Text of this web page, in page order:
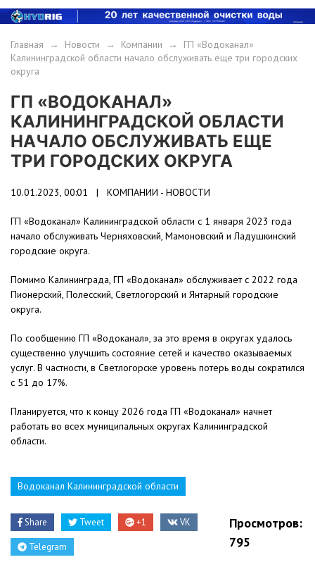
Главная → Новости → Компании → ГП «Водоканал»
Калининградской области начало обслуживать еще три городских
округа
ГП «ВОДОКАНАЛ»
КАЛИНИНГРАДСКОЙ ОБЛАСТИ
НАЧАЛО ОБСЛУЖИВАТЬ ЕЩЕ
ТРИ ГОРОДСКИХ ОКРУГА
10.01.2023, 00:01 | КОМПАНИИ - НОВОСТИ
ГП «Водоканал» Калининградской области с 1 января 2023 года
начало обслуживать Черняховский, Мамоновский и Ладушкинский
городские округа.
Помимо Калининграда, ГП «Водоканал» обслуживает с 2022 года
Пионерский, Полесский, Светлогорский и Янтарный городские
округа.
По сообщению ГП «Водоканал», за это время в округах удалось
существенно улучшить состояние сетей и качество оказываемых
услуг. В частности, в Светлогорске уровень потерь воды сократился
с 51 до 17%.
Планируется, что к концу 2026 года ГП «Водоканал» начнет
работать во всех муниципальных округах Калининградской
области.
Водоканал Калининградской области
Share Tweet +1 VK
Telegram
Просмотров:
795